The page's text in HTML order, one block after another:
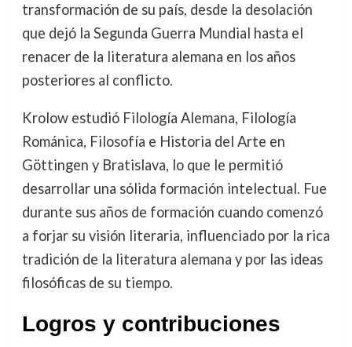
transformación de su país, desde la desolación
que dejó la Segunda Guerra Mundial hasta el
renacer de la literatura alemana en los años
posteriores al conflicto.
Krolow estudió Filología Alemana, Filología
Románica, Filosofía e Historia del Arte en
Göttingen y Bratislava, lo que le permitió
desarrollar una sólida formación intelectual. Fue
durante sus años de formación cuando comenzó
a forjar su visión literaria, influenciado por la rica
tradición de la literatura alemana y por las ideas
filosóficas de su tiempo.
Logros y contribuciones